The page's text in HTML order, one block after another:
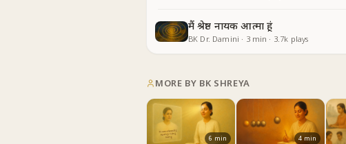
मैं श्रेष्ठ नायक आत्मा हूं
BK Dr. Damini · 3min · 3.7k plays
MORE BY BK SHREYA
6 min 4 min